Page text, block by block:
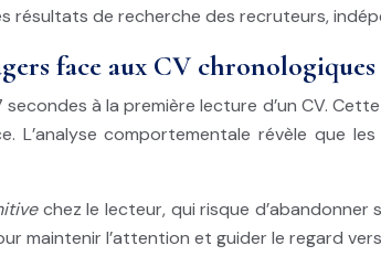
de recherche des recruteurs,
face aux CV chronologiques
à la première lecture d’un CV.
L’analyse comportementale révèle que
chez le lecteur, qui risque
maintenir l’attention et guider le regard